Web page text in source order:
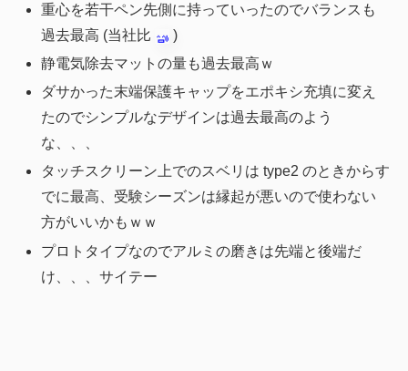
重心を若干ペン先側に持っていったのでバランスも
過去最高 (当社比
)
静電気除去マットの量も過去最高ｗ
ダサかった末端保護キャップをエポキシ充填に変え
たのでシンプルなデザインは過去最高のよう
な、、、
タッチスクリーン上でのスベリは type2 のときからす
でに最高、受験シーズンは縁起が悪いので使わない
方がいいかもｗｗ
プロトタイプなのでアルミの磨きは先端と後端だ
け、、、サイテー